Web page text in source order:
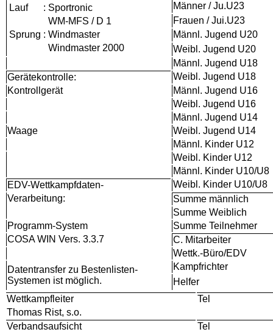
Lauf
: Sportronic
WM-MFS / D 1
Sprung : Windmaster
Windmaster 2000
Männer / Ju.U23
Frauen / Jui.U23
Männl. Jugend U20
Weibl. Jugend U20
Männl. Jugend U18
Gerätekontrolle:
Weibl. Jugend U18
Kontrollgerät
Männl. Jugend U16
Weibl. Jugend U16
Männl. Jugend U14
Waage
Weibl. Jugend U14
Männl. Kinder U12
Weibl. Kinder U12
Männl. Kinder U10/U8
EDV-Wettkampfdaten-
Weibl. Kinder U10/U8
Verarbeitung:
Summe männlich
Summe Weiblich
Programm-System
Summe Teilnehmer
COSA WIN Vers. 3.3.7
C. Mitarbeiter
Wettk.-Büro/EDV
Datentransfer zu Bestenlisten-
Systemen ist möglich.
Kampfrichter
Helfer
Wettkampfleiter
Tel
Thomas Rist, s.o.
Verbandsaufsicht
Tel